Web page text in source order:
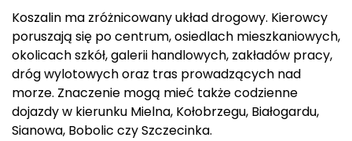
Koszalin ma zróżnicowany układ drogowy. Kierowcy
poruszają się po centrum, osiedlach mieszkaniowych,
okolicach szkół, galerii handlowych, zakładów pracy,
dróg wylotowych oraz tras prowadzących nad
morze. Znaczenie mogą mieć także codzienne
dojazdy w kierunku Mielna, Kołobrzegu, Białogardu,
Sianowa, Bobolic czy Szczecinka.